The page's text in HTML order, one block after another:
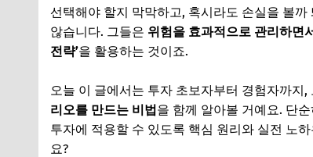
선택해야 할지 막막하고, 혹시라도 손실을 볼
않습니다. 그들은 위험을 효과적으로 관리하면
전략’을 활용하는 것이죠.
오늘 이 글에서는 투자 초보자부터 경험자까지
리오를 만드는 비법을 함께 알아볼 거예요. 단
투자에 적용할 수 있도록 핵심 원리와 실전 노
요?